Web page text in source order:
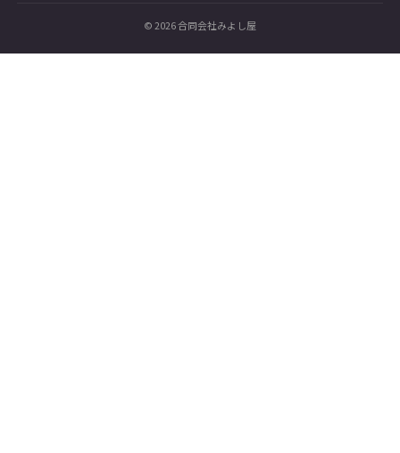
© 2026 合同会社みよし屋